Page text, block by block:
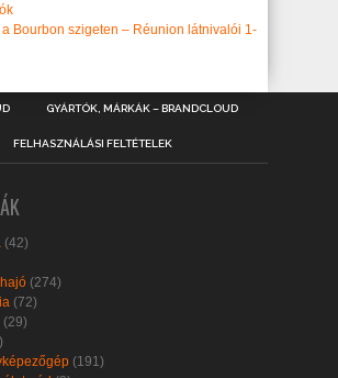
a Bourbon szigeten – Réunion látnivalói 1-
GYÁRTÓK, MÁRKÁK – BRANDCLOUD
FELHASZNÁLÁSI FELTÉTELEK
(42)
(274)
(72)
(29)
(191)